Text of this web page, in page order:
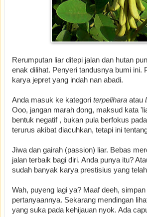
Rerumputan liar ditepi jalan dan hutan
enak dilihat. Penyeri tandusnya bumi ini.
karya jepret yang indah nan abadi.
Anda masuk ke kategori terpelihara atau
Ooo, jangan marah dong, maksud kata
bentuk negatif , bukan pula berfokus
terurus akibat diacuhkan, tetapi ini
Jiwa dan gairah (passion) liar. Bebas
jalan terbaik bagi diri. Anda punya itu?
sudah banyak karya prestisius yang
Wah, puyeng lagi ya? Maaf deeh, simpan
pertanyaannya. Sekarang mendingan
yang suka pada kehijauan nyok. Ada